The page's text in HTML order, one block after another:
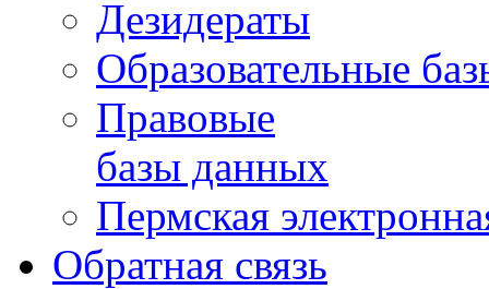
Дезидераты
Образовательные
Правовые
базы данных
Пермская
Обратная связь